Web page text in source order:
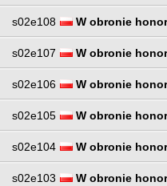
s02e108 W obronie
s02e107 W obronie
s02e106 W obronie
s02e105 W obronie
s02e104 W obronie
s02e103 W obronie